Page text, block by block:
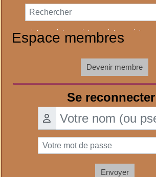
Espace membres
Devenir membre
Se
Envoyer